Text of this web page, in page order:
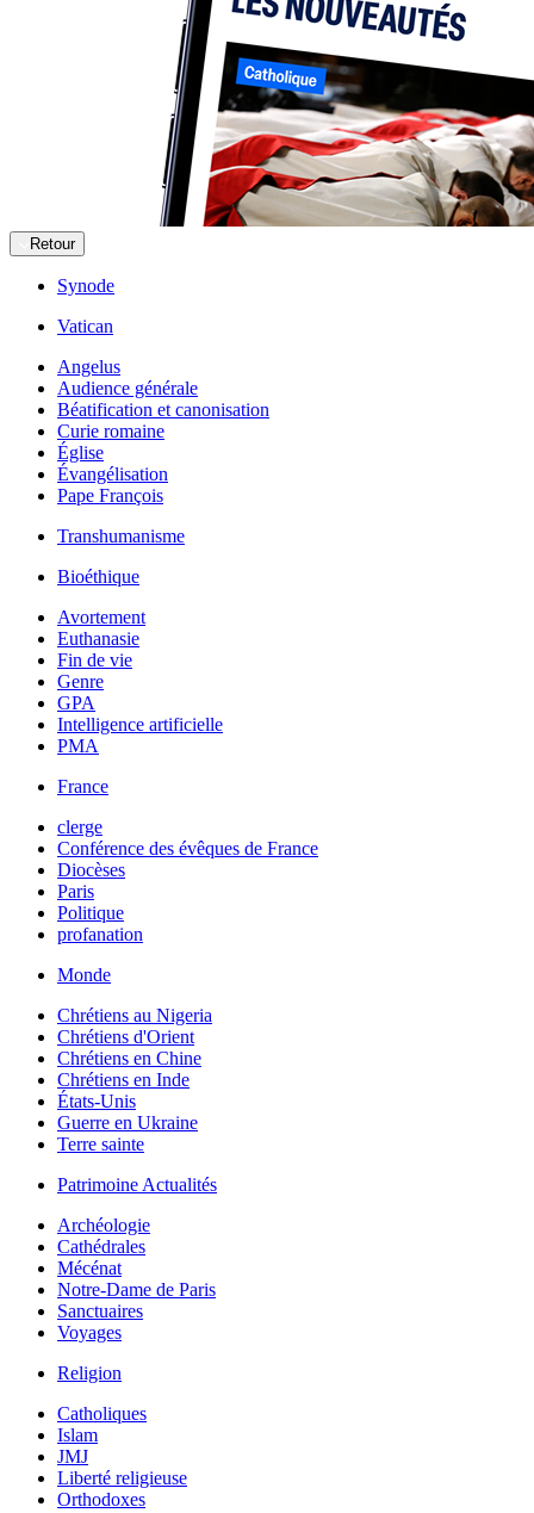
Retour
Synode
Vatican
Angelus
Audience générale
Béatification et canonisation
Curie romaine
Église
Évangélisation
Pape François
Transhumanisme
Bioéthique
Avortement
Euthanasie
Fin de vie
Genre
GPA
Intelligence artificielle
PMA
France
clerge
Conférence des évêques de France
Diocèses
Paris
Politique
profanation
Monde
Chrétiens au Nigeria
Chrétiens d'Orient
Chrétiens en Chine
Chrétiens en Inde
États-Unis
Guerre en Ukraine
Terre sainte
Patrimoine Actualités
Archéologie
Cathédrales
Mécénat
Notre-Dame de Paris
Sanctuaires
Voyages
Religion
Catholiques
Islam
JMJ
Liberté religieuse
Orthodoxes